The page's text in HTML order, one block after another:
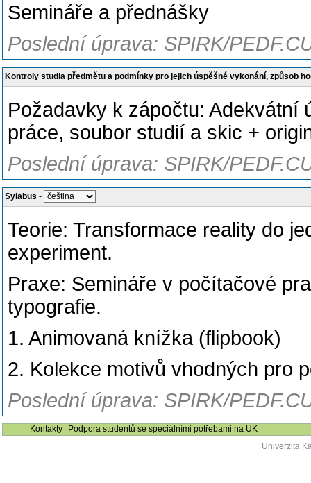
Semináře a přednášky
Poslední úprava: SPIRK/
Kontroly studia předmětu a podmínky pro jejich úspěšné vykonání, způsob
Požadavky k zápočtu:
práce, soubor studií a skic +
Poslední úprava: SPIRK/
Sylabus -
Teorie: Transformace reality do
experiment.
Praxe: Semináře v počítačové
typografie.
1. Animovaná knížka (flipbook)
2. Kolekce motivů vhodných pro
Poslední úprava: SPIRK/
Kontakty
Podpora studentů se speciálními potřebami na UK
Univerzita